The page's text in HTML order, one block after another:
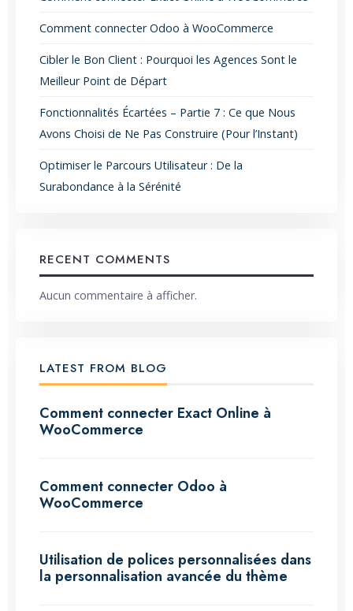
Comment connecter Odoo à WooCommerce
Cibler le Bon Client : Pourquoi les Agences Sont le
Meilleur Point de Départ
Fonctionnalités Écartées – Partie 7 : Ce que Nous
Avons Choisi de Ne Pas Construire (Pour l’Instant)
Optimiser le Parcours Utilisateur : De la
Surabondance à la Sérénité
RECENT COMMENTS
Aucun commentaire à afficher.
LATEST FROM BLOG
Comment connecter Exact Online à
WooCommerce
Comment connecter Odoo à
WooCommerce
Utilisation de polices personnalisées dans
la personnalisation avancée du thème